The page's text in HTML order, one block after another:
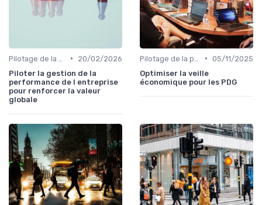
•
20/02/2026
Piloter la gestion de la
performance de l entreprise
pour renforcer la valeur
globale
• 05/11/2025
Optimiser la veille
économique pour les PDG